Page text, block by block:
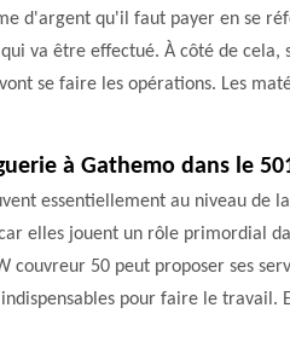
d'argent qu'il faut payer en se
va être effectué. À côté de
se faire les opérations. Les
à Gathemo dans le
essentiellement au niveau de
elles jouent un rôle primordial
50 peut proposer ses
pour faire le travail.